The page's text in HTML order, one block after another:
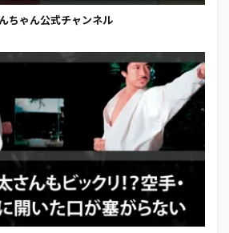
ちゃん公式チャンネル